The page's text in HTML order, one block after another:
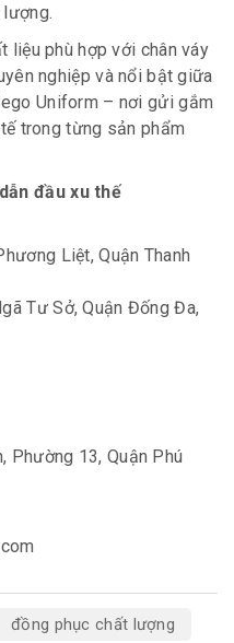
liệu phù hợp với chân váy
nghiệp và nổi bật giữa
Uniform – nơi gửi gắm
trong từng sản phẩm
đầu xu thế
Liệt, Quận Thanh
Tư Sở, Quận Đống Đa,
Phường 13, Quận Phú
đồng phục chất lượng